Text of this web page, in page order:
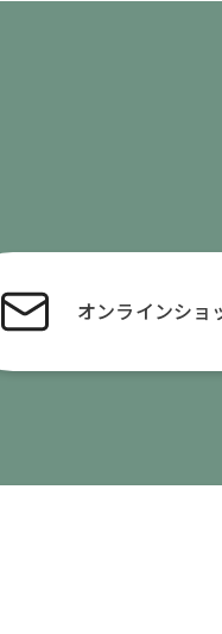
オンラインショ